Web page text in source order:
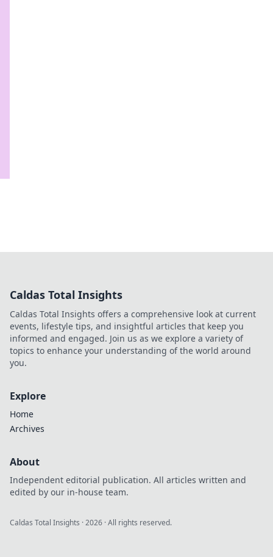
Caldas Total Insights
Caldas Total Insights offers a comprehensive look at current
events, lifestyle tips, and insightful articles that keep you
informed and engaged. Join us as we explore a variety of
topics to enhance your understanding of the world around
you.
Explore
Home
Archives
About
Independent editorial publication. All articles written and
edited by our in-house team.
Caldas Total Insights ·2026 · All rights reserved.